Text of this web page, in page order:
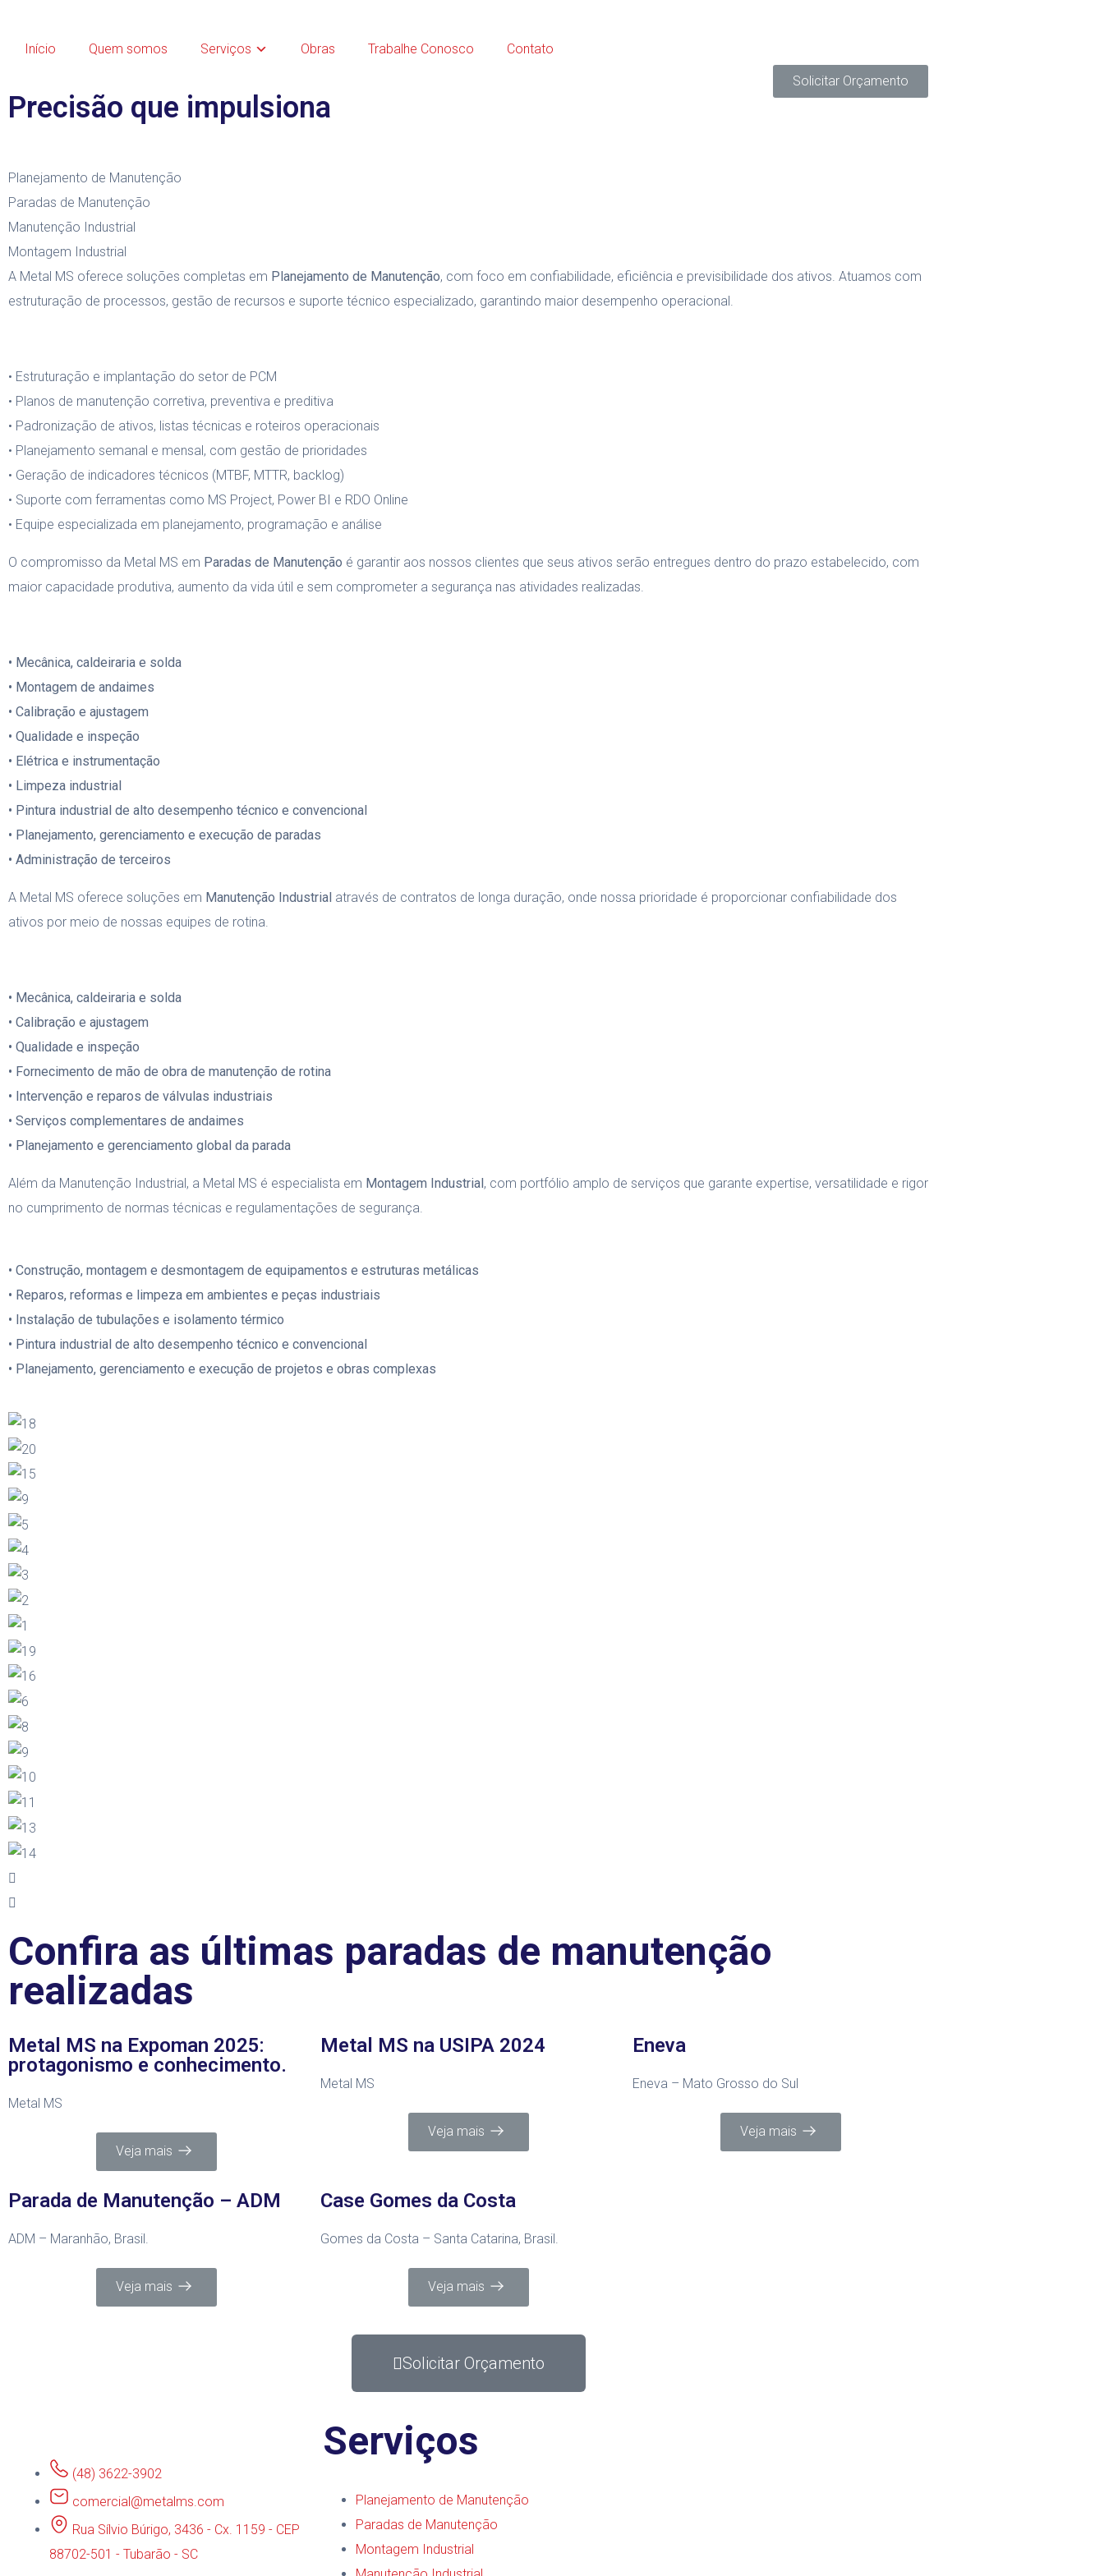
Início Quem somos Serviços Obras Trabalhe Conosco Contato
Solicitar Orçamento
Nossos Serviços
Precisão que impulsiona
Planejamento de Manutenção
Paradas de Manutenção
Manutenção Industrial
Montagem Industrial
A Metal MS oferece soluções completas em Planejamento de Manutenção, com foco em confiabilidade, eficiência e previsibilidade dos ativos. Atuamos com
estruturação de processos, gestão de recursos e suporte técnico especializado, garantindo maior desempenho operacional.
• Estruturação e implantação do setor de PCM
• Planos de manutenção corretiva, preventiva e preditiva
• Padronização de ativos, listas técnicas e roteiros operacionais
• Planejamento semanal e mensal, com gestão de prioridades
• Geração de indicadores técnicos (MTBF, MTTR, backlog)
• Suporte com ferramentas como MS Project, Power BI e RDO Online
• Equipe especializada em planejamento, programação e análise
O compromisso da Metal MS em Paradas de Manutenção é garantir aos nossos clientes que seus ativos serão entregues dentro do prazo estabelecido, com
maior capacidade produtiva, aumento da vida útil e sem comprometer a segurança nas atividades realizadas.
• Mecânica, caldeiraria e solda
• Montagem de andaimes
• Calibração e ajustagem
• Qualidade e inspeção
• Elétrica e instrumentação
• Limpeza industrial
• Pintura industrial de alto desempenho técnico e convencional
• Planejamento, gerenciamento e execução de paradas
• Administração de terceiros
A Metal MS oferece soluções em Manutenção Industrial através de contratos de longa duração, onde nossa prioridade é proporcionar confiabilidade dos
ativos por meio de nossas equipes de rotina.
• Mecânica, caldeiraria e solda
• Calibração e ajustagem
• Qualidade e inspeção
• Fornecimento de mão de obra de manutenção de rotina
• Intervenção e reparos de válvulas industriais
• Serviços complementares de andaimes
• Planejamento e gerenciamento global da parada
Além da Manutenção Industrial, a Metal MS é especialista em Montagem Industrial, com portfólio amplo de serviços que garante expertise, versatilidade e rigor
no cumprimento de normas técnicas e regulamentações de segurança.
• Construção, montagem e desmontagem de equipamentos e estruturas metálicas
• Reparos, reformas e limpeza em ambientes e peças industriais
• Instalação de tubulações e isolamento térmico
• Pintura industrial de alto desempenho técnico e convencional
• Planejamento, gerenciamento e execução de projetos e obras complexas
Confira as últimas paradas de manutenção
realizadas
Metal MS na Expoman 2025:
protagonismo e conhecimento.
Metal MS
Veja mais
Metal MS na USIPA 2024
Metal MS
Veja mais
Eneva
Eneva – Mato Grosso do Sul
Veja mais
Parada de Manutenção – ADM
ADM – Maranhão, Brasil.
Veja mais
Case Gomes da Costa
Gomes da Costa – Santa Catarina, Brasil.
Veja mais
Solicitar Orçamento
(48) 3622-3902
comercial@metalms.com
Rua Sílvio Búrigo, 3436 - Cx. 1159 - CEP
88702-501 - Tubarão - SC
Serviços
Planejamento de Manutenção
Paradas de Manutenção
Montagem Industrial